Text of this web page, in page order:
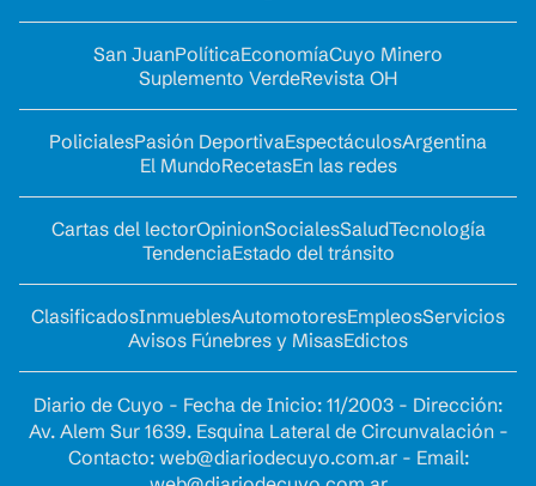
San JuanPolíticaEconomíaCuyo Minero
Suplemento VerdeRevista OH
PolicialesPasión DeportivaEspectáculosArgentina
El MundoRecetasEn las redes
Cartas del lectorOpinionSocialesSaludTecnología
TendenciaEstado del tránsito
ClasificadosInmueblesAutomotoresEmpleosServicios
Avisos Fúnebres y MisasEdictos
Diario de Cuyo - Fecha de Inicio: 11/2003 - Dirección:
Av. Alem Sur 1639. Esquina Lateral de Circunvalación -
Contacto: web@diariodecuyo.com.ar- Email: